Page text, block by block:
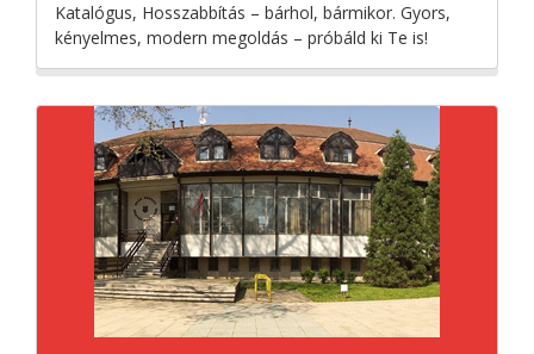
Katalógus, Hosszabbítás – bárhol, bármikor. Gyors,
kényelmes, modern megoldás – próbáld ki Te is!